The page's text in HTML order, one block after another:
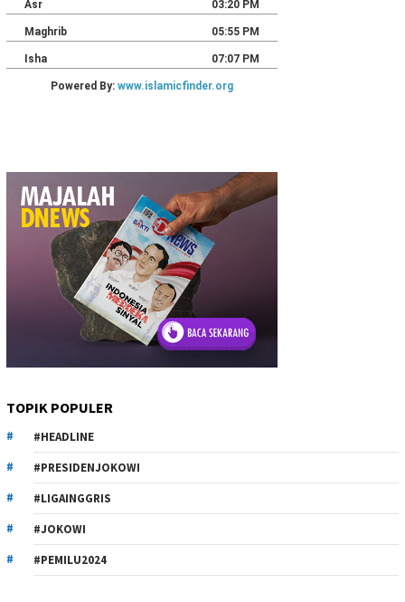
TOPIK POPULER
#HEADLINE
#PRESIDENJOKOWI
#LIGAINGGRIS
#JOKOWI
#PEMILU2024